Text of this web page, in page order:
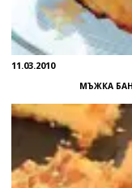
11.03.2010
МЪЖКА